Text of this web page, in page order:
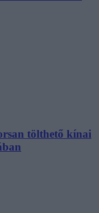
tölthető kínai